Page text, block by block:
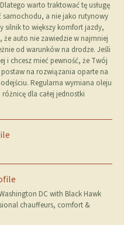
warto traktować tę usługę
samochodu, a nie jako rutynowy
silnik to większy komfort jazdy,
że auto nie zawiedzie w najmniej
od warunków na drodze. Jeśli
i chcesz mieć pewność, że Twój
na rozwiązania oparte na
Regularna wymiana oleju
dla całej jednostki
DC with Black Hawk
chauffeurs, comfort &